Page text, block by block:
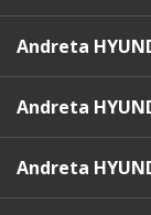
Andreta
Andreta
Andreta